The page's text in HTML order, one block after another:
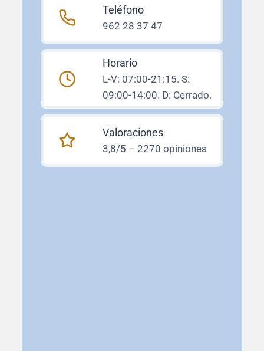
Teléfono
962 28 37 47
Horario
L-V: 07:00-21:15. S:
09:00-14:00. D: Cerrado.
Valoraciones
3,8/5 – 2270 opiniones